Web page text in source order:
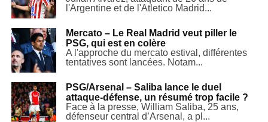
l'Argentine et de l'Atletico Madrid...
Mercato – Le Real Madrid veut piller le
PSG, qui est en colère
A l'approche du mercato estival, différentes
tentatives sont lancées. Notam...
PSG/Arsenal – Saliba lance le duel
attaque-défense, un résumé trop facile ?
Face à la presse, William Saliba, 25 ans,
défenseur central d’Arsenal, a pl...